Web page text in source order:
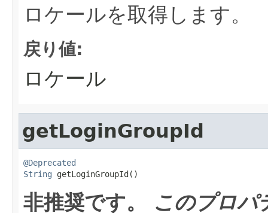
ロケールを取得します。
戻り値:
ロケール
getLoginGroupId
@Deprecated
String getLoginGroupId()
非推奨です。
このプロパ